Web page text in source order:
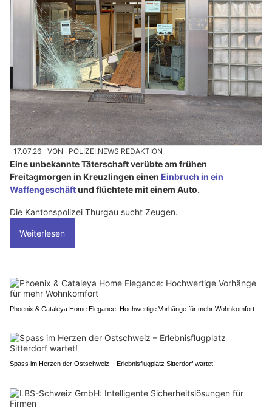
17.07.26 VON POLIZEI.NEWS REDAKTION
Eine unbekannte Täterschaft verübte am frühen
Freitagmorgen in Kreuzlingen einen Einbruch in ein
Waffengeschäftund flüchtete mit einem Auto.
Die Kantonspolizei Thurgau sucht Zeugen.
Weiterlesen
Phoenix & Cataleya Home Elegance: Hochwertige Vorhänge für mehr Wohnkomfort
Spass im Herzen der Ostschweiz – Erlebnisflugplatz Sitterdorf wartet!